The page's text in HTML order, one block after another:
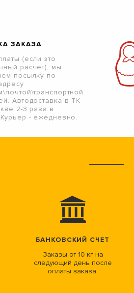
ЗАКАЗА
(если это
расчет), мы
посылку по
Автодоставка в ТК
2-3 раза в
- ежедневно.
БАНКОВСКИЙ СЧЕТ
Заказы от 10 кг на
следующий день после
оплаты заказа.